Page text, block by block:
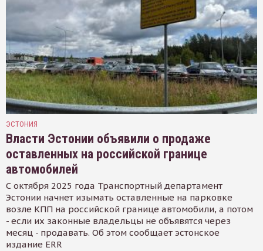
ЭСТОНИЯ
Власти Эстонии объявили о продаже
оставленных на российской границе
автомобилей
С октября 2025 года Транспортный департамент
Эстонии начнет изымать оставленные на парковке
возле КПП на российской границе автомобили, а потом
- если их законные владельцы не объявятся через
месяц - продавать. Об этом сообщает эстонское
издание ERR